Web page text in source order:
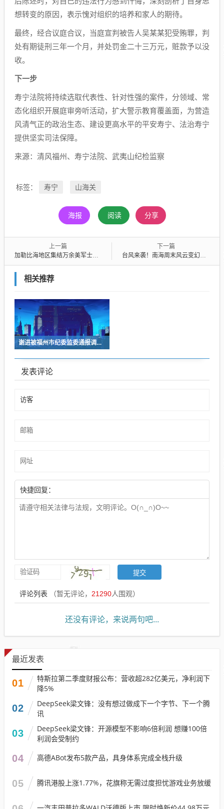
想转变的原因，表示愧对组织的培养和家人的期待。
最终，经合议庭合议，当庭宣判被告人吴某某犯受贿罪，判
处有期徒刑三年一个月，并处罚金二十三万元，赃款予以没
收。
下一步
寿宁法院将持续选取代表性、针对性强的案件，分领域、常
态化组织开展庭审旁听活动，扩大警示教育覆盖面，为营造
风清气正的政治生态、建设更高水平的平安寿宁、法治寿宁
提供坚实司法保障。
来源：清风福州、寿宁法院、武夷山纪检监察
标签： 寿宁 山海关
海报 阅读 分享
上一篇
加勒比海地区集结万余美军士兵及多艘军舰战舰，紧张之际，美军司令意外辞职
下一篇
台风来袭！南海周末风云变幻，珠海下周天气大转折
相关推荐
谢进被福州市纪委监委通报调查！（附个人简历）
发表评论
快捷回复：
评论列表 （暂无评论， 21290人围观）
还没有评论，来说两句吧...
最近发表
01
特斯拉第二季度财报公布：营收超282亿美元，净利润下
降5%
02
DeepSeek梁文锋：没有想过做成下一个字节、下一个腾
讯
03
DeepSeek梁文锋：开源模型不影响6倍利润 想赚100倍
利润会受制约
04 高德ABot发布5款产品，具身体系完成全栈升级
05 腾讯港股上涨1.77%，花旗称无需过度担忧游戏业务放缓